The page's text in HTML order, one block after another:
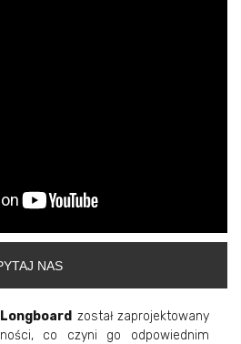
NAS
Longboard został zaprojektowany
co czyni go odpowiednim